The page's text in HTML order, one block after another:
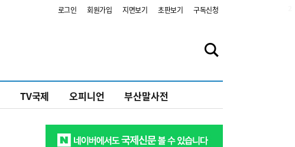
로그인 회원가입 지면보기 초판보기 구독신청
TV국제 오피니언 부산말사전